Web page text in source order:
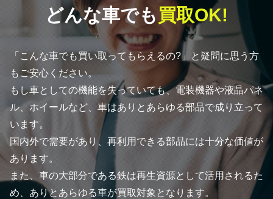
どんな車でも 買取OK!
「こんな車でも買い取ってもらえるの?」と疑問に思う方
もご安心ください。
もし車としての機能を失っていても、電装機器や液晶パネ
ル、ホイールなど、車はありとあらゆる部品で成り立って
います。
国内外で需要があり、再利用できる部品には十分な価値が
あります。
また、車の大部分である鉄は再生資源として活用されるた
め、ありとあらゆる車が買取対象となります。